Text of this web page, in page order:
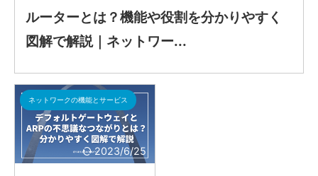
ルーターとは？機能や役割を分かりやすく
図解で解説｜ネットワー...
2023/6/25
ネットワークの機能とサービス